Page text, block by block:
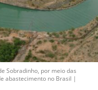
Sobradinho, por meio das
abastecimento no Brasil |